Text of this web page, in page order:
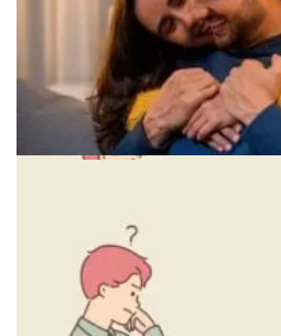
Сравнение мотивации: любовь